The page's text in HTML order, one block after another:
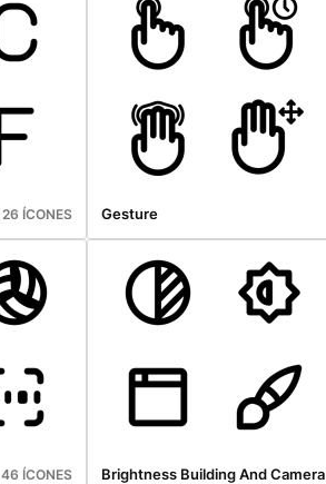
26 ÍCONES Gesture
46 ÍCONES Brightness Building And Camera